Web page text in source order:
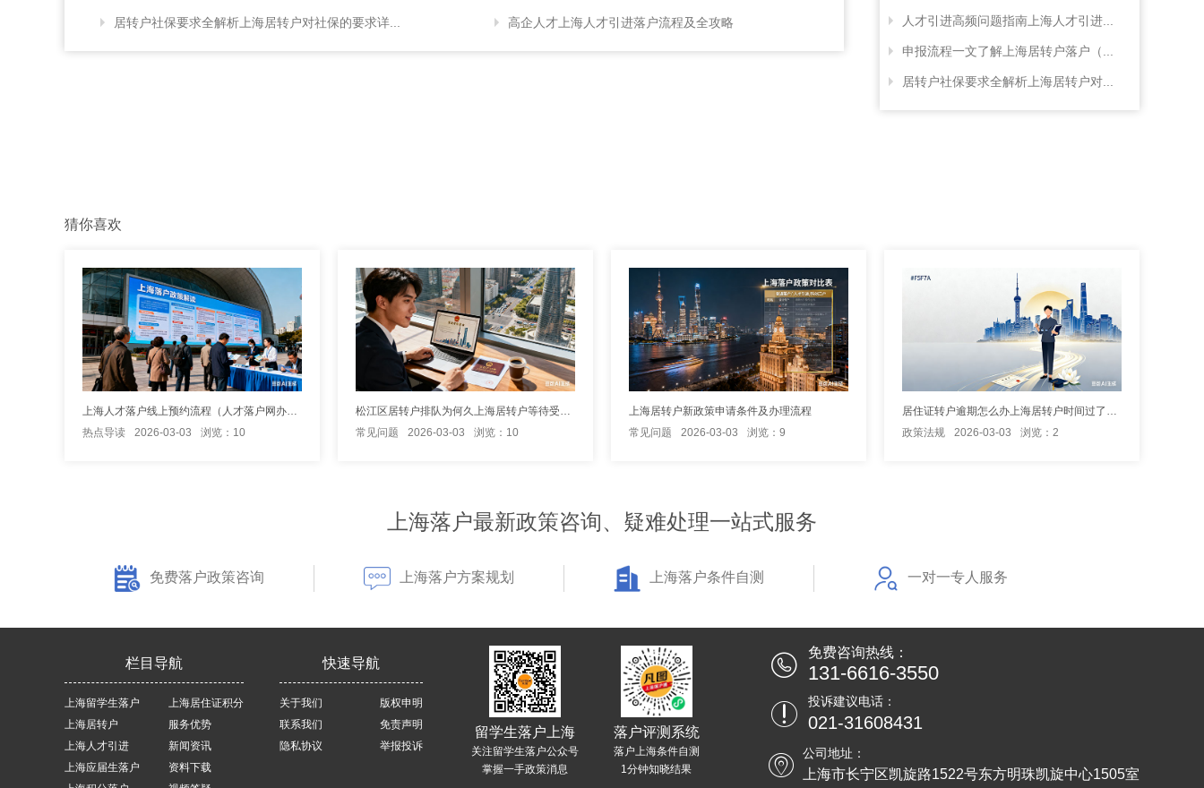
居转户社保要求全解析上海居转户对社保的要求详... 高企人才上海人才引进落户流程及全攻略 人才引进高频问题指南上海人才引进...
申报流程一文了解上海居转户落户（...
居转户社保要求全解析上海居转户对...
猜你喜欢
热点导读
2026-03-03 浏览：10
常见问题
2026-03-03 浏览：10
上海居转户新政策申请条件及办理流程
常见问题
2026-03-03 浏览：9
政策法规
2026-03-03 浏览：2
上海落户最新政策咨询、疑难处理一站式服务
免费落户政策咨询 上海落户方案规划 上海落户条件自测 一对一专人服务
栏目导航
上海留学生落户
上海居转户
上海人才引进
上海应届生落户
上海居住证积分
服务优势
新闻资讯
资料下载
快速导航
关于我们
联系我们
隐私协议
版权申明
免责声明
举报投诉
留学生落户上海
关注留学生落户公众号
掌握一手政策消息
落户评测系统
落户上海条件自测
1分钟知晓结果
免费咨询热线：
131-6616-3550
投诉建议电话：
021-31608431
公司地址：
上海市长宁区凯旋路1522号东方明珠凯旋中心1505室